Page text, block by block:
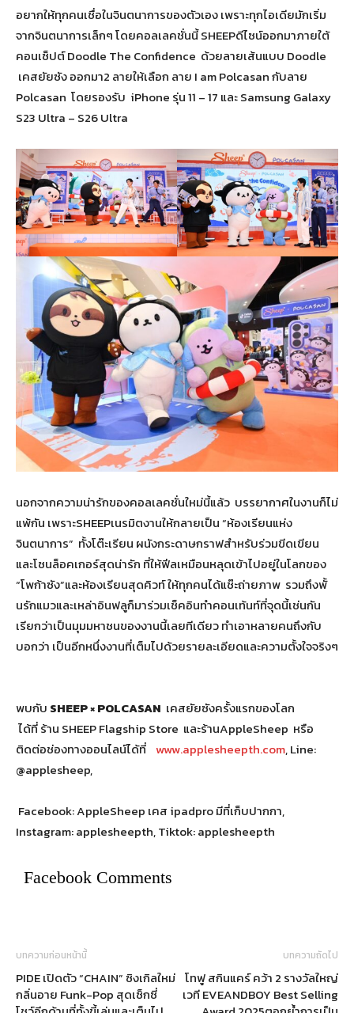
อยากให้ทุกคนเชื่อในจินตนาการของตัวเอง เพราะทุกไอเดียมักเริ่ม
จากจินตนาการเล็กๆ โดยคอลเลคชั่นนี้ SHEEPดีไซน์ออกมาภายใต้
คอนเซ็ปต์ Doodle The Confidence ด้วยลายเส้นแบบ Doodle
เคสยัยซัง ออกมา2 ลายให้เลือก ลาย I am Polcasan กับลาย
Polcasan โดยรองรับ iPhone รุ่น 11 – 17 และ Samsung Galaxy
S23 Ultra – S26 Ultra
นอกจากความน่ารักของคอลเลคชั่นใหม่นี้แล้ว บรรยากาศในงานก็ไม่
แพ้กัน เพราะSHEEPเนรมิตงานให้กลายเป็น “ห้องเรียนแห่ง
จินตนาการ” ทั้งโต๊ะเรียน ผนังกระดาษกราฟสำหรับร่วมขีดเขียน
และโซนล็อคเกอร์สุดน่ารัก ที่ให้ฟีลเหมือนหลุดเข้าไปอยู่ในโลกของ
“โพก้าซัง”และห้องเรียนสุดคิวท์ ให้ทุกคนได้แช๊ะถ่ายภาพ รวมถึงพั้
นรักแมวและเหล่าอินฟลูก็มาร่วมเช็คอินทำคอนเท้นท์ที่จุดนี้เช่นกัน
เรียกว่าเป็นมุมมหาชนของงานนี้เลยทีเดียว ทำเอาหลายคนถึงกับ
บอกว่า เป็นอีกหนึ่งงานที่เต็มไปด้วยรายละเอียดและความตั้งใจจริงๆ
พบกับ SHEEP × POLCASAN เคสยัยซังครั้งแรกของโลก
ได้ที่ ร้าน SHEEP Flagship Store และร้านAppleSheep หรือ
ติดต่อช่องทางออนไลน์ได้ที่ www.applesheepth.com, Line:
@applesheep,
Facebook: AppleSheep เคส ipadpro มีที่เก็บปากกา,
Instagram: applesheepth, Tiktok: applesheepth
Facebook Comments
บทความก่อนหน้านี้
PIDE เปิดตัว “CHAIN” ซิงเกิลใหม่
กลิ่นอาย Funk-Pop สุดเซ็กซี่
บทความถัดไป
โทฟู สกินแคร์ คว้า 2 รางวัลใหญ่
เวที EVEANDBOY Best Selling